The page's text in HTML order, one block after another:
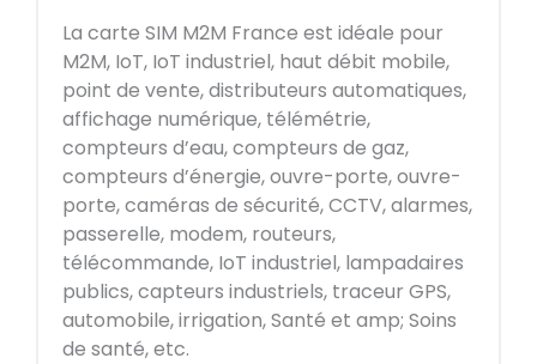
La carte SIM M2M France est idéale pour
M2M, IoT, IoT industriel, haut débit mobile,
point de vente, distributeurs automatiques,
affichage numérique, télémétrie,
compteurs d’eau, compteurs de gaz,
compteurs d’énergie, ouvre-porte, ouvre-
porte, caméras de sécurité, CCTV, alarmes,
passerelle, modem, routeurs,
télécommande, IoT industriel, lampadaires
publics, capteurs industriels, traceur GPS,
automobile, irrigation, Santé et amp; Soins
de santé, etc.